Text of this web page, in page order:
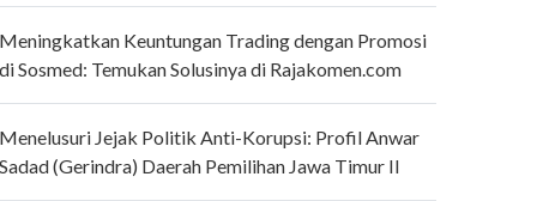
Keuntungan Trading dengan Promosi
Sosmed: Temukan Solusinya di Rajakomen.com
Jejak Politik Anti-Korupsi: Profil Anwar
(Gerindra) Daerah Pemilihan Jawa Timur II